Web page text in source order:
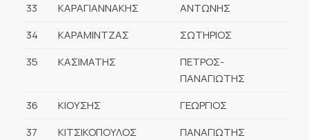
33
ΚΑΡΑΓΙΑΝΝΑΚΗΣ
ΑΝΤΩΝΗΣ
34
ΚΑΡΑΜΙΝΤΖΑΣ
ΣΩΤΗΡΙΟΣ
35
ΚΑΣΙΜΑΤΗΣ
ΠΕΤΡΟΣ-
ΠΑΝΑΓΙΩΤΗΣ
36
ΚΙΟΥΣΗΣ
ΓΕΩΡΓΙΟΣ
37
ΚΙΤΣΙΚΟΠΟΥΛΟΣ
ΠΑΝΑΓΙΩΤΗΣ